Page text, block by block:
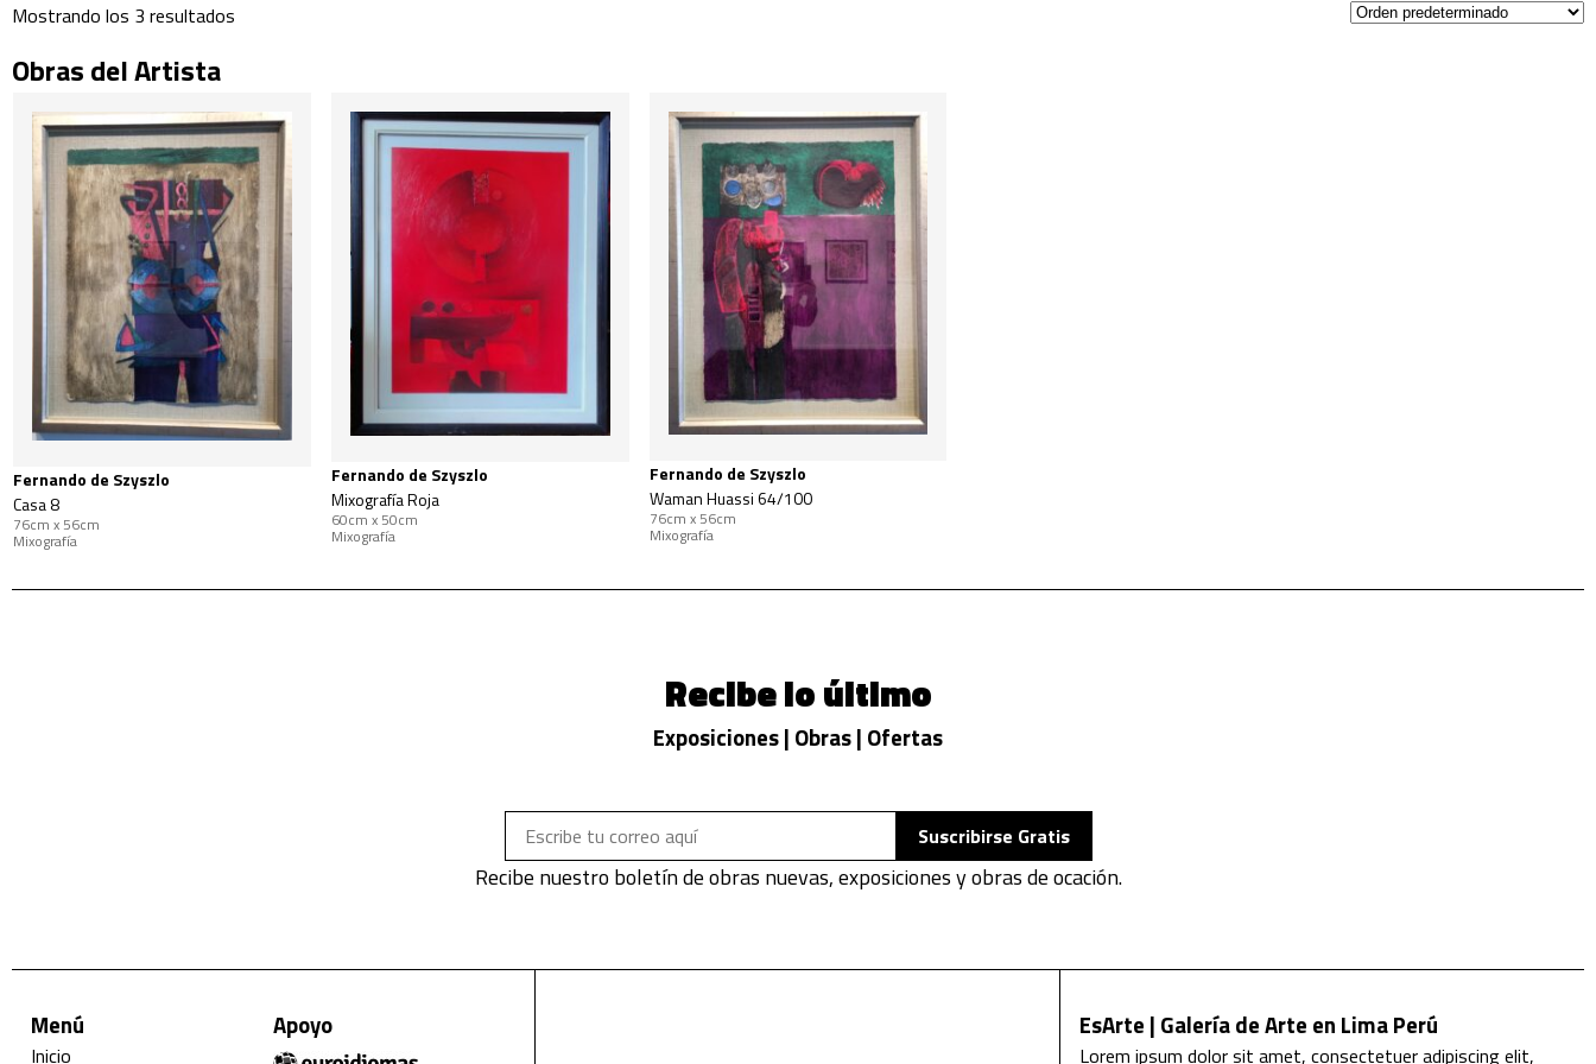
Mostrando los 3 resultados
Obras del Artista
Fernando de Szyszlo
Casa 8
76cm x 56cm
Mixografía
Fernando de Szyszlo
Mixografía Roja
60cm x 50cm
Mixografía
Fernando de Szyszlo
Waman Huassi 64/100
76cm x 56cm
Mixografía
Recibe lo último
Exposiciones | Obras | Ofertas
Suscribirse Gratis
Recibe nuestro boletín de obras nuevas, exposiciones y obras de ocación.
Menú
Inicio
Apoyo EsArte | Galería de Arte en Lima Perú
Lorem ipsum dolor sit amet, consectetuer adipiscing elit,